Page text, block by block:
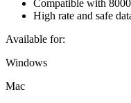
Compatible with
High rate and safe
Available for:
Windows
Mac